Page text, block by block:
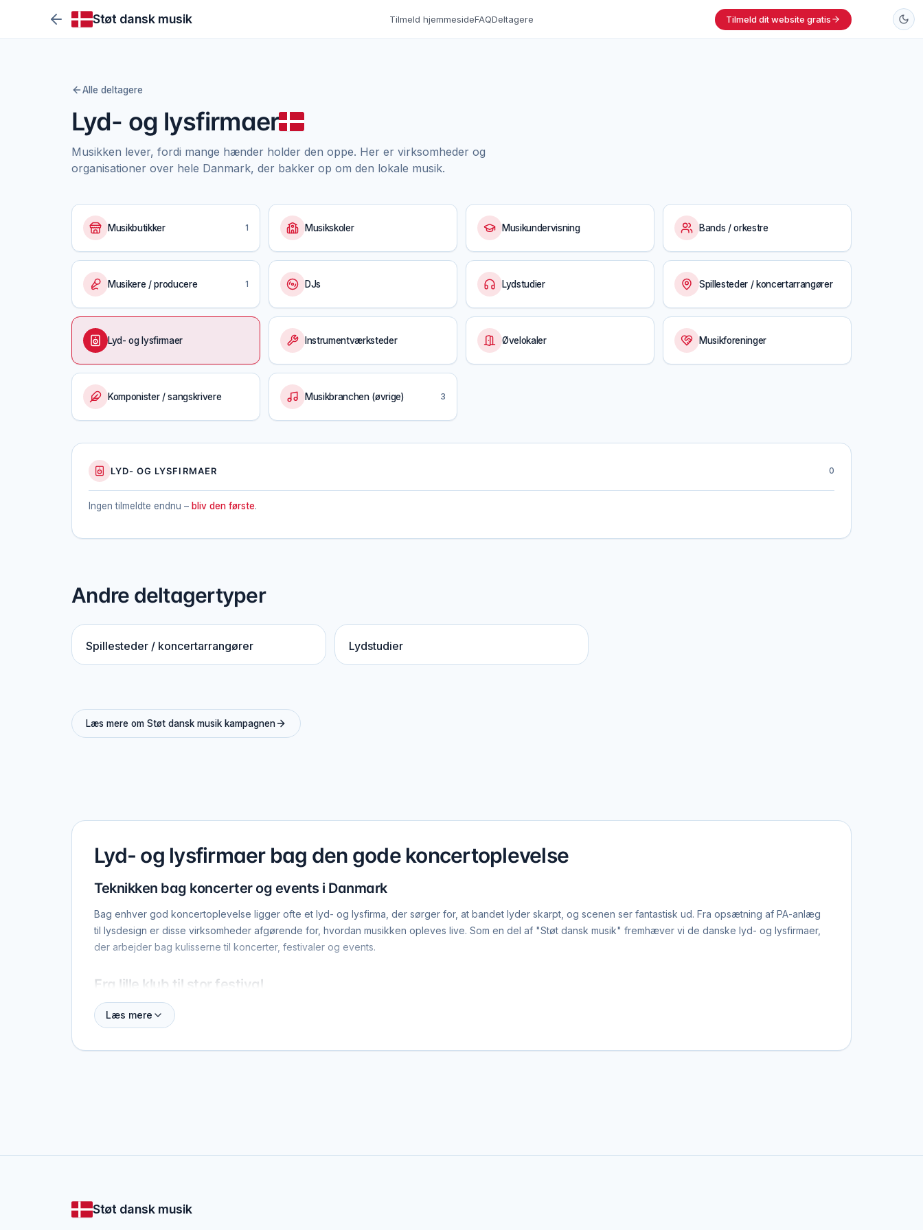
Støt dansk musik Tilmeld hjemmesideFAQDeltagere Tilmeld dit website gratis
Alle deltagere
Lyd- og lysfirmaer
Musikken lever, fordi mange hænder holder den oppe. Her er virksomheder og
organisationer over hele Danmark, der bakker op om den lokale musik.
Musikbutikker 1 Musikskoler Musikundervisning Bands / orkestre
Musikere / producere 1 DJs Lydstudier Spillesteder / koncertarrangører
Lyd- og lysfirmaer Instrumentværksteder Øvelokaler Musikforeninger
Komponister / sangskrivere Musikbranchen (øvrige) 3
LYD- OG LYSFIRMAER 0
Ingen tilmeldte endnu – bliv den første.
Andre deltagertyper
Spillesteder / koncertarrangører Lydstudier
Læs mere om Støt dansk musik kampagnen
Lyd- og lysfirmaer bag den gode koncertoplevelse
Teknikken bag koncerter og events i Danmark
Bag enhver god koncertoplevelse ligger ofte et lyd- og lysfirma, der sørger for, at bandet lyder skarpt, og scenen ser fantastisk ud. Fra opsætning af PA-anlæg
til lysdesign er disse virksomheder afgørende for, hvordan musikken opleves live. Som en del af "Støt dansk musik" fremhæver vi de danske lyd- og lysfirmaer,
der arbejder bag kulisserne til koncerter, festivaler og events.
Fra lille klub til stor festival
Nogle firmaer specialiserer sig i mindre spillesteder og private events, mens andre leverer udstyr og teknikere til store festivaler og turnéer.
Læs mere
Støt dansk musik